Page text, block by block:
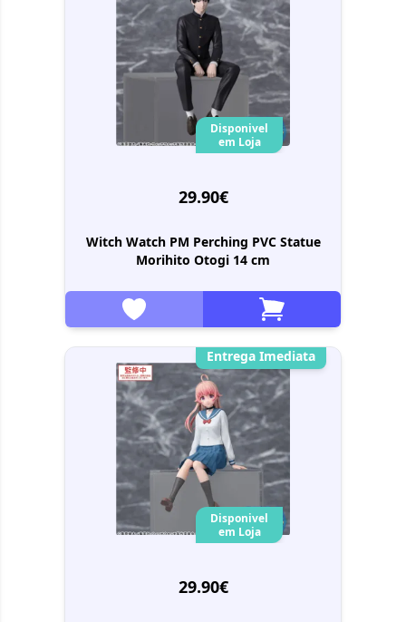
Disponivel
em Loja
29.90€
Witch Watch PM Perching PVC Statue
Morihito Otogi 14 cm
Entrega Imediata
Disponivel
em Loja
29.90€